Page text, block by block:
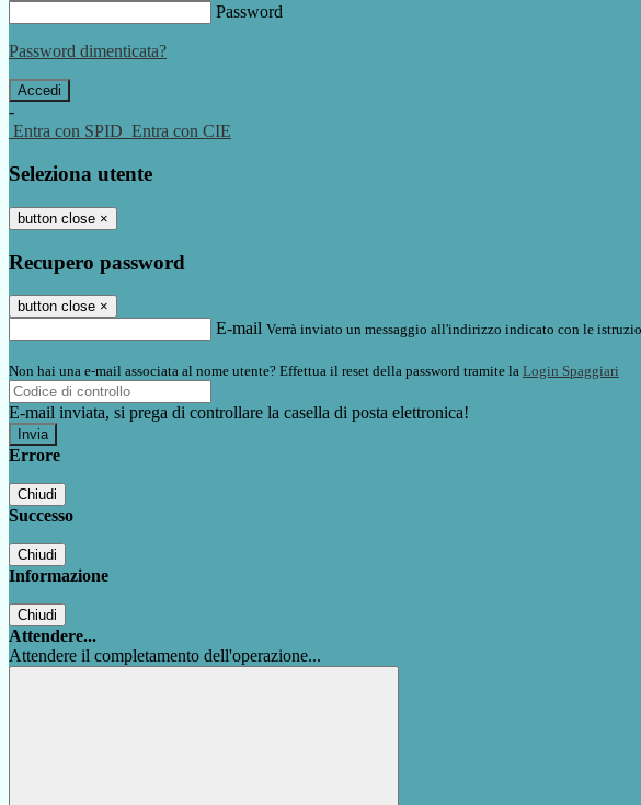
Password
Password dimenticata?
-
Entra con SPID Entra con CIE
Seleziona utente
button close ×
Recupero password
button close ×
E-mail Verrà inviato un messaggio all'indirizzo indicato con le
Non hai una e-mail associata al nome utente? Effettua il reset della password tramite la Login Spaggiari
E-mail inviata, si prega di controllare la casella di posta elettronica!
Errore
Chiudi
Successo
Chiudi
Informazione
Chiudi
Attendere...
Attendere il completamento dell'operazione...